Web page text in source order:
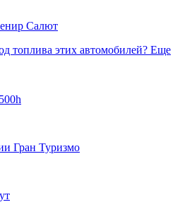
Салют
топлива этих автомобилей? Еще
Гран Туризмо